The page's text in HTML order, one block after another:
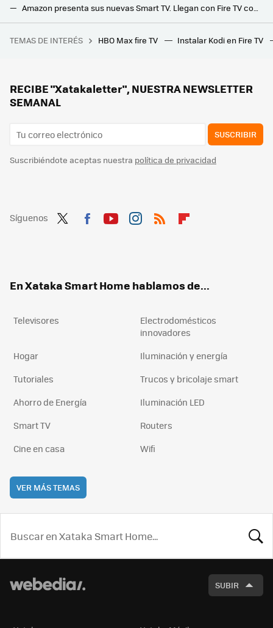
Amazon presenta sus nuevas Smart TV. Llegan con Fire TV como sistema operativo y para todos los bolsillos
LG arregla por fin uno de los fallos más molestos en sus Smart TV OLED: así es el nuevo firmware y así puedes arreglarlo por tu cuenta
Tailandia es el paraíso de las GPU, pero solo por una condición: debes comprar un PC Gaming nuevo de forma obligatoria
TEMAS DE INTERÉS HBO Max fire TV Instalar Kodi en Fire TV
RECIBE "Xatakaletter", NUESTRA NEWSLETTER
SEMANAL
SUSCRIBIR
Suscribiéndote aceptas nuestra política de privacidad
Síguenos
En Xataka Smart Home hablamos de...
Televisores
Electrodomésticos
innovadores
Hogar
Iluminación y energía
Tutoriales
Trucos y bricolaje smart
Ahorro de Energía
Iluminación LED
Smart TV
Routers
Cine en casa
Wifi
VER MÁS TEMAS
SUBIR